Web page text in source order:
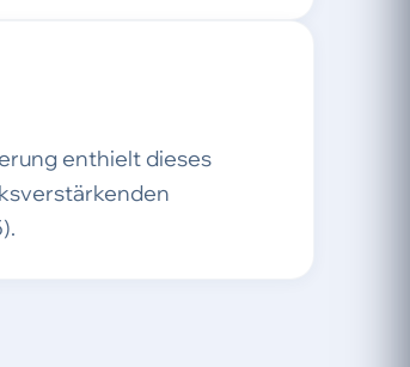
enthielt dieses